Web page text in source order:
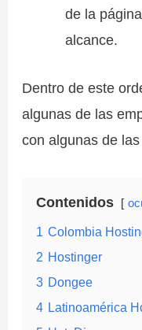
de la
alcance.
Dentro de este
algunas de las
con algunas de
Contenidos
1 Colombia
2 Hostinger
3 Dongee
4 Latinoamérica